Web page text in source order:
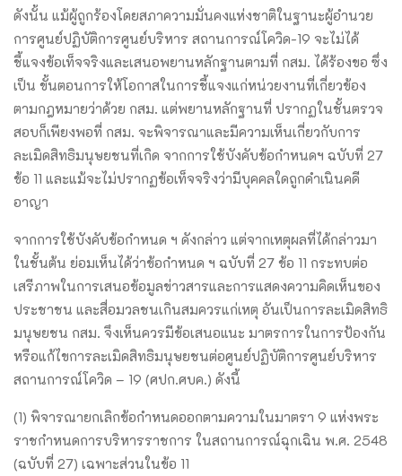
ดังนั้น แม้ผู้ถูกร้องโดยสภาความมั่นคงแห่งชาติในฐานะผู้อํานวย
การศูนย์ปฏิบัติการศูนย์บริหาร สถานการณ์โควิด-19 จะไม่ได้
ชี้แจงข้อเท็จจริงและเสนอพยานหลักฐานตามที่ กสม. ได้ร้องขอ ซึ่ง
เป็น ขั้นตอนการให้โอกาสในการชี้แจงแก่หน่วยงานที่เกี่ยวข้อง
ตามกฎหมายว่าด้วย กสม. แต่พยานหลักฐานที่ ปรากฏในชั้นตรวจ
สอบก็เพียงพอที่ กสม. จะพิจารณาและมีความเห็นเกี่ยวกับการ
ละเมิดสิทธิมนุษยชนที่เกิด จากการใช้บังคับข้อกําหนดฯ ฉบับที่ 27
ข้อ 11 และแม้จะไม่ปรากฏข้อเท็จจริงว่ามีบุคคลใดถูกดําเนินคดี
อาญา
จากการใช้บังคับข้อกําหนด ฯ ดังกล่าว แต่จากเหตุผลที่ได้กล่าวมา
ในชั้นต้น ย่อมเห็นได้ว่าข้อกําหนด ฯ ฉบับที่ 27 ข้อ 11 กระทบต่อ
เสรีภาพในการเสนอข้อมูลข่าวสารและการแสดงความคิดเห็นของ
ประชาชน และสื่อมวลชนเกินสมควรแก่เหตุ อันเป็นการละเมิดสิทธิ
มนุษยชน กสม. จึงเห็นควรมีข้อเสนอแนะ มาตรการในการป้องกัน
หรือแก้ไขการละเมิดสิทธิมนุษยชนต่อศูนย์ปฏิบัติการศูนย์บริหาร
สถานการณ์โควิด – 19 (ศปก.ศบค.) ดังนี้
(1) พิจารณายกเลิกข้อกําหนดออกตามความในมาตรา 9 แห่งพระ
ราชกําหนดการบริหารราชการ ในสถานการณ์ฉุกเฉิน พ.ศ. 2548
(ฉบับที่ 27) เฉพาะส่วนในข้อ 11